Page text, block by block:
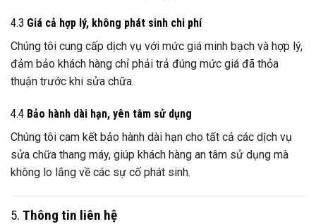
4.3 Giá cả hợp lý, không phát sinh chi phí
Chúng tôi cung cấp dịch vụ với mức giá minh bạch và hợp lý,
đảm bảo khách hàng chỉ phải trả đúng mức giá đã thỏa
thuận trước khi sửa chữa.
4.4 Bảo hành dài hạn, yên tâm sử dụng
Chúng tôi cam kết bảo hành dài hạn cho tất cả các dịch vụ
sửa chữa thang máy, giúp khách hàng an tâm sử dụng mà
không lo lắng về các sự cố phát sinh.
5. Thông tin liên hệ